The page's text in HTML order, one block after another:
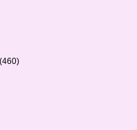
(460)